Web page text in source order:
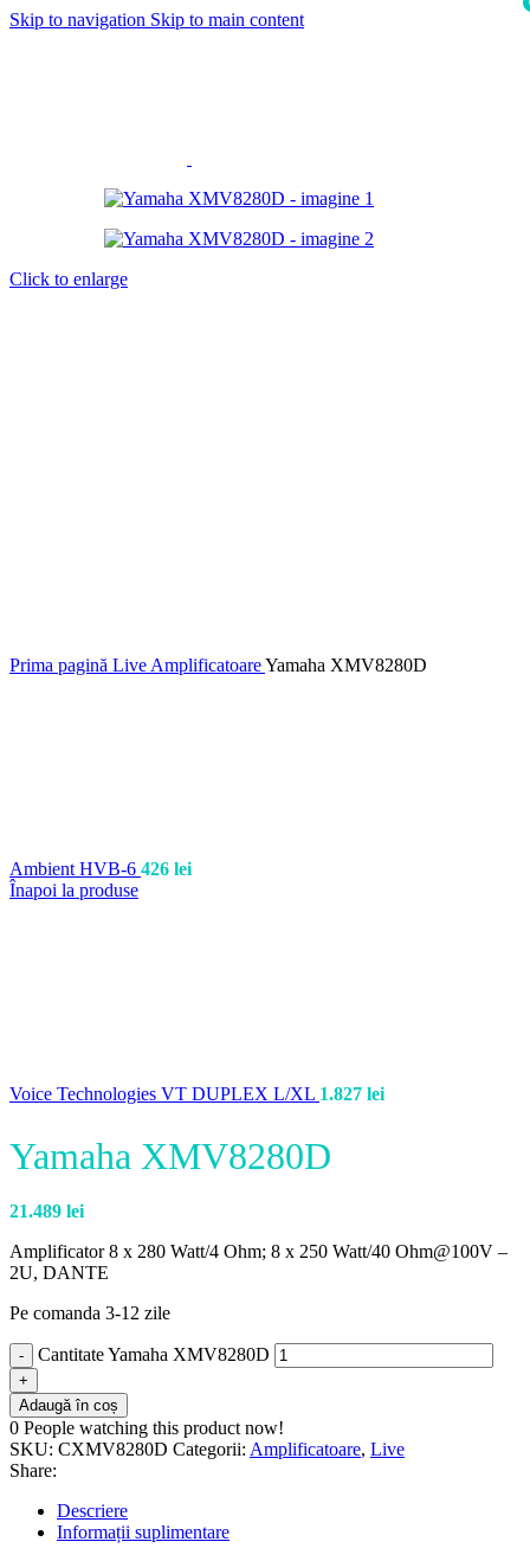
Skip to navigation Skip to main content
Click to enlarge
Prima pagină Live AmplificatoareYamaha XMV8280D
Ambient HVB-6 426 lei
Înapoi la produse
Voice Technologies VT DUPLEX L/XL 1.827 lei
Yamaha XMV8280D
21.489 lei
Amplificator 8 x 280 Watt/4 Ohm; 8 x 250 Watt/40 Ohm@100V –
2U, DANTE
Pe comanda 3-12 zile
Cantitate Yamaha XMV8280D
Adaugă în coș
0 People watching this product now!
SKU: CXMV8280D Categorii: Amplificatoare, Live
Share:
Descriere
Informații suplimentare